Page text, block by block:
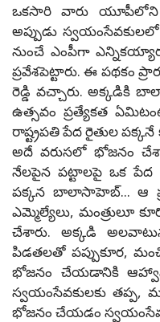
ఒకసారి వారు యూపీలోని
అప్పుడు
నుంచే ఎంపీగా
ప్రవేశపెట్టారు. ఈ పథకం
రెడ్డి వచ్చారు. అక్కడికి
ఉత్సవం ప్రత్యేకత
రాష్ట్రపతి పేద రైతుల
అదే వరుసలో భోజనం
నేలపైన పట్టాలపై ఒక పేద
పక్కన బాలాసాహెబ్... ఆ
ఎమ్మెల్యేలు, మంత్రులూ
చేశారు. అక్కడి
పిడతలతో పప్పుకూర,
భోజనం చేయడానికి
స్వయంసేవకులకు
భోజనం చేయడం